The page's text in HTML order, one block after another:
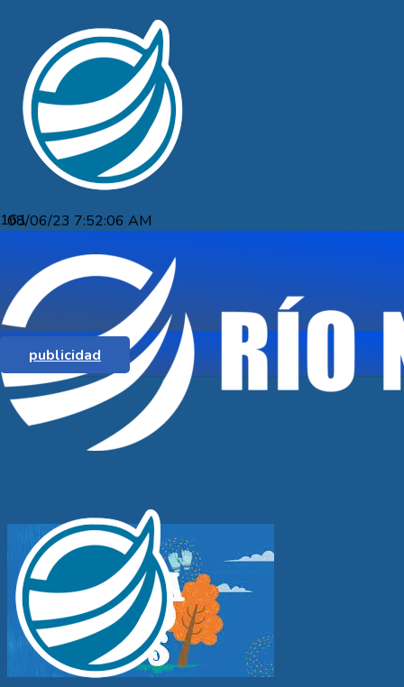
publicidad
08/06/23 7:52:06 AM
CALENDARIO DE VACACIONES DE
INVIERNO